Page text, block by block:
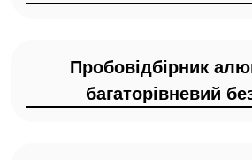
Пробовідбірник
багаторівневий